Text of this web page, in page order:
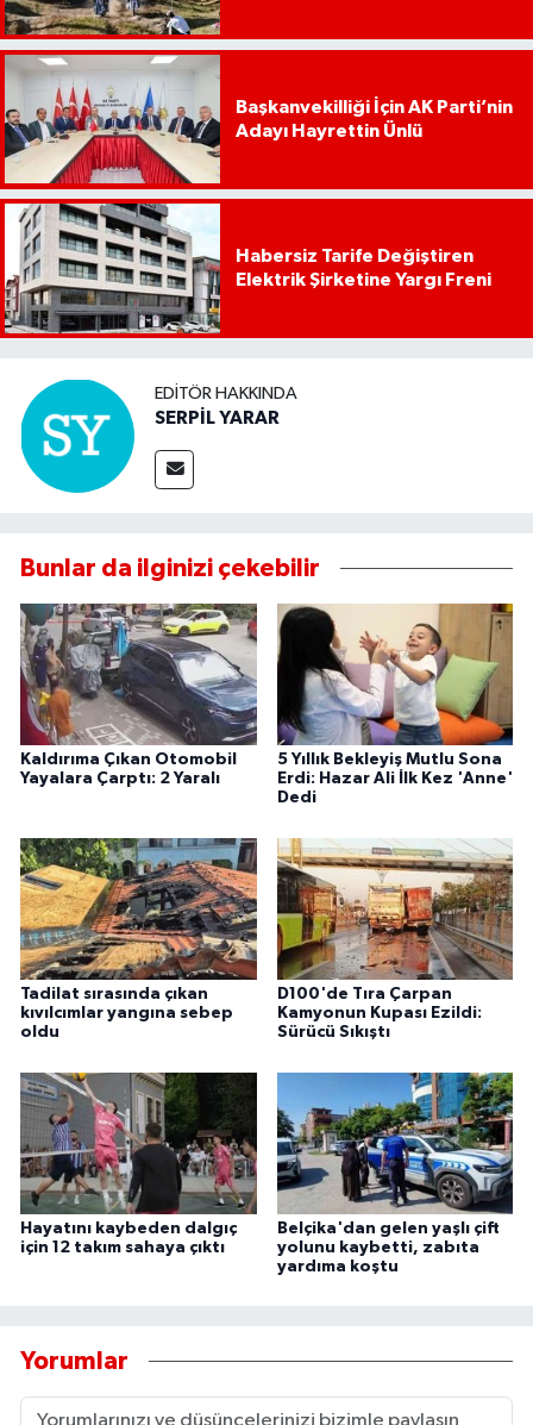
Başkanvekilliği İçin AK Parti’nin
Adayı Hayrettin Ünlü
Habersiz Tarife Değiştiren
Elektrik Şirketine Yargı Freni
EDITÖR HAKKINDA
SERPİL YARAR
Bunlar da ilginizi çekebilir
Kaldırıma Çıkan Otomobil
Yayalara Çarptı: 2 Yaralı
5 Yıllık Bekleyiş Mutlu Sona
Erdi: Hazar Ali İlk Kez 'Anne'
Dedi
Tadilat sırasında çıkan
kıvılcımlar yangına sebep
oldu
D100'de Tıra Çarpan
Kamyonun Kupası Ezildi:
Sürücü Sıkıştı
Hayatını kaybeden dalgıç
için 12 takım sahaya çıktı
Belçika'dan gelen yaşlı çift
yolunu kaybetti, zabıta
yardıma koştu
Yorumlar